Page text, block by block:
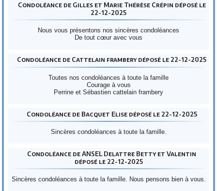
Condoléance de Gilles et Marie Thérèse Crépin déposé le
22-12-2025
Nous vous présentons nos sincères condoléances
De tout cœur avec vous
Condoléance de Cattelain frambery déposé le 22-12-2025
Toutes nos condoléances à toute la famille
Courage à vous
Perrine et Sébastien cattelain frambery
Condoléance de Bacquet Elise déposé le 22-12-2025
Sincères condoléances à toute la famille.
Condoléance de ANSEL Delattre Betty et Valentin
déposé le 22-12-2025
Sincères condoléances à toute la famille. Nous pensons bien à vous.